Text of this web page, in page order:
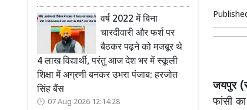
वर्ष 2022 में बिना
चारदीवारी और फर्श पर
बैठकर पढ़ने को मजबूर थे
4 लाख विद्यार्थी, परंतु आज देश भर में स्कूली
शिक्षा में अग्रणी बनकर उभरा पंजाब: हरजोत
सिंह बैंस
07 Aug 2026 12:14:28
जयपुर
फांसी